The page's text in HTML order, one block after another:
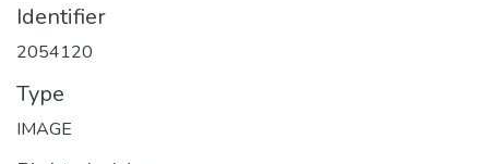
Identifier
2054120
Type
IMAGE